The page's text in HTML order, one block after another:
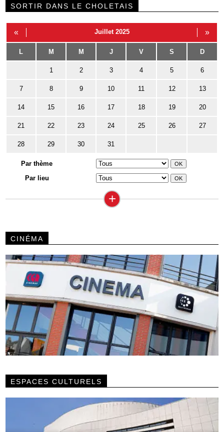
SORTIR DANS LE CHOLETAIS
« Juillet 2025 »
L M M J V S D
1 2 3 4 5 6
7 8 9 10 11 12 13
14 15 16 17 18 19 20
21 22 23 24 25 26 27
28 29 30 31
Par thème
Par lieu
+
CINÉMA
ESPACES CULTURELS